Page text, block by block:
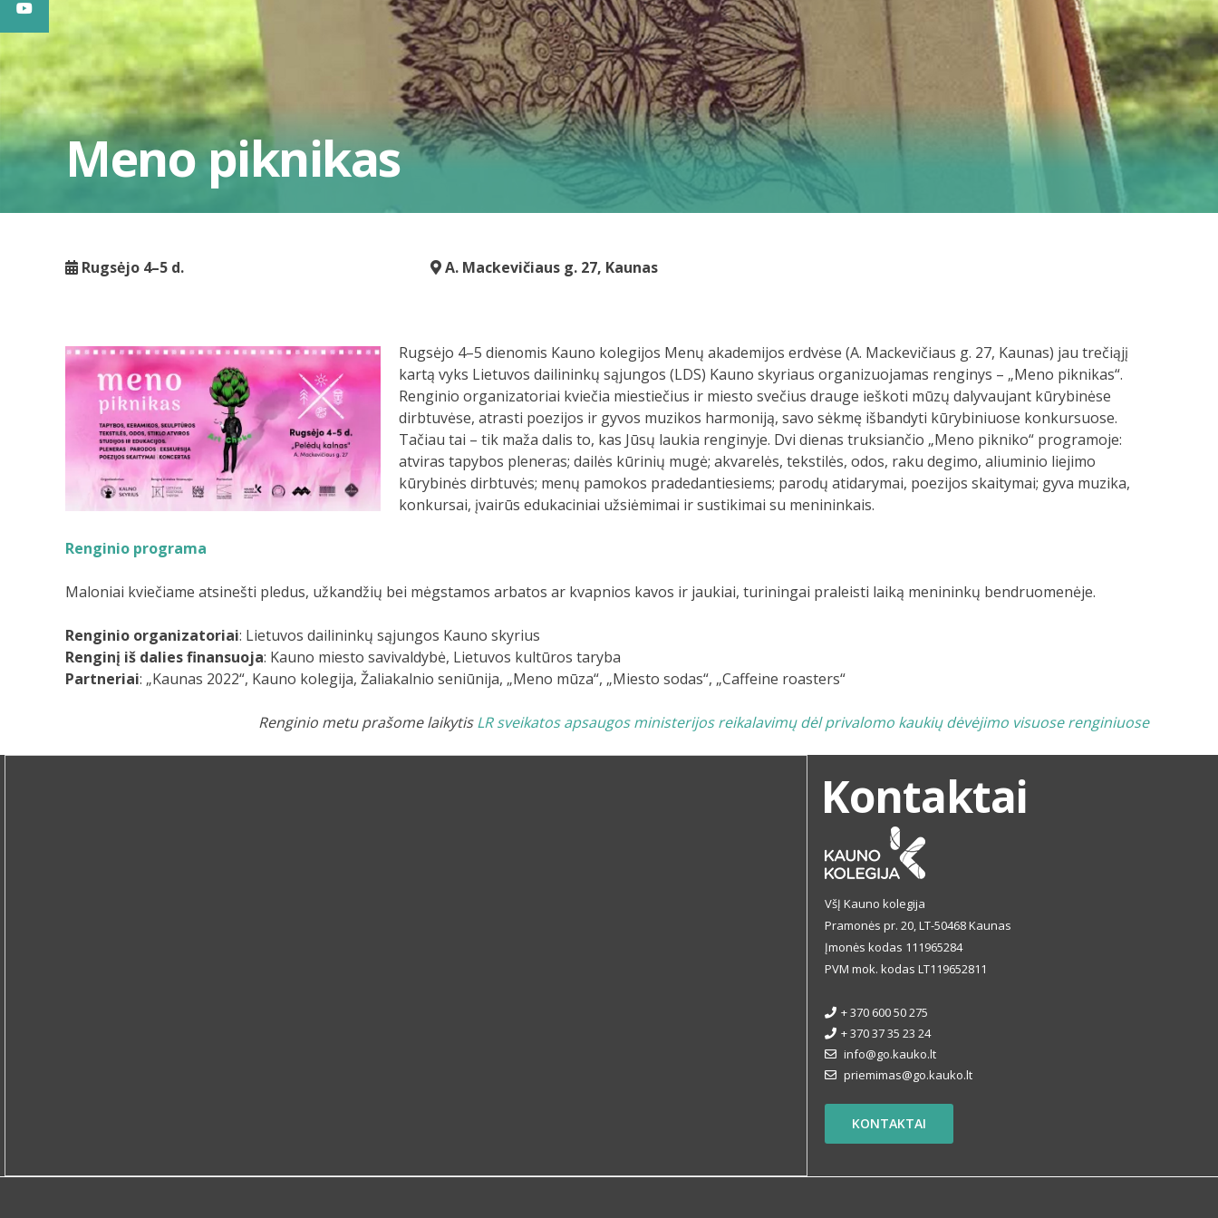
Meno piknikas
Rugsėjo 4–5 d. A. Mackevičiaus g. 27, Kaunas
Rugsėjo 4–5 dienomis Kauno kolegijos Menų akademijos erdvėse (A. Mackevičiaus g. 27, Kaunas) jau trečiąjį
kartą vyks Lietuvos dailininkų sąjungos (LDS) Kauno skyriaus organizuojamas renginys – „Meno piknikas“.
Renginio organizatoriai kviečia miestiečius ir miesto svečius drauge ieškoti mūzų dalyvaujant kūrybinėse
dirbtuvėse, atrasti poezijos ir gyvos muzikos harmoniją, savo sėkmę išbandyti kūrybiniuose konkursuose.
Tačiau tai – tik maža dalis to, kas Jūsų laukia renginyje. Dvi dienas truksiančio „Meno pikniko“ programoje:
atviras tapybos pleneras; dailės kūrinių mugė; akvarelės, tekstilės, odos, raku degimo, aliuminio liejimo
kūrybinės dirbtuvės; menų pamokos pradedantiesiems; parodų atidarymai, poezijos skaitymai; gyva muzika,
konkursai, įvairūs edukaciniai užsiėmimai ir sustikimai su menininkais.
Renginio programa
Maloniai kviečiame atsinešti pledus, užkandžių bei mėgstamos arbatos ar kvapnios kavos ir jaukiai, turiningai praleisti laiką menininkų bendruomenėje.
Renginio organizatoriai: Lietuvos dailininkų sąjungos Kauno skyrius
Renginį iš dalies finansuoja: Kauno miesto savivaldybė, Lietuvos kultūros taryba
Partneriai: „Kaunas 2022“, Kauno kolegija, Žaliakalnio seniūnija, „Meno mūza“, „Miesto sodas“, „Caffeine roasters“
Renginio metu prašome laikytisLR sveikatos apsaugos ministerijos reikalavimų dėl privalomo kaukių dėvėjimo visuose renginiuose
Kontaktai
VšĮ Kauno kolegija
Pramonės pr. 20, LT-50468 Kaunas
Įmonės kodas 111965284
PVM mok. kodas LT119652811
+ 370 600 50 275
+ 370 37 35 23 24
info@go.kauko.lt
priemimas@go.kauko.lt
KONTAKTAI